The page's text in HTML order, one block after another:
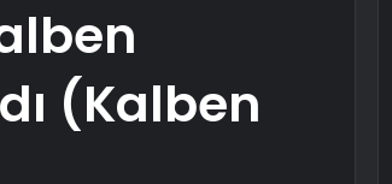
(Kalben